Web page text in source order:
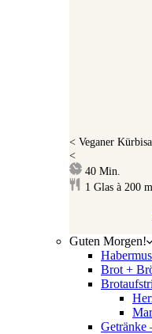
< Veganer
<
40Minuten
Min.
1 Glas à 200
Guten Morgen!
Habermus
Brot +
Getränke